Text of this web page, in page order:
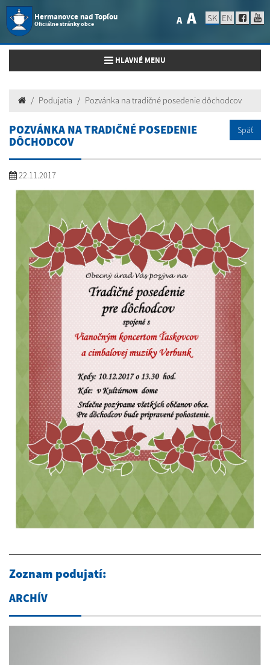
Hermanovce nad Topľou
Oficiálne stránky obce A A SK EN
Toggle navigation
HLAVNÉ MENU
Podujatia Pozvánka na tradičné posedenie dôchodcov
POZVÁNKA NA TRADIČNÉ POSEDENIE
DÔCHODCOV
Späť
22.11.2017
Zoznam podujatí:
ARCHÍV